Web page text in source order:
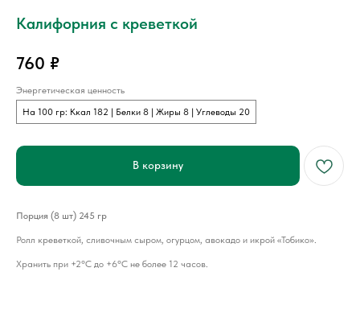
Калифорния с креветкой
760 ₽
Энергетическая ценность
На 100 гр: Ккал 182 | Белки 8 | Жиры 8 | Углеводы 20
В корзину
Порция (8 шт) 245 гр
Ролл креветкой, сливочным сыром, огурцом, авокадо и икрой «Тобико».
Хранить при +2°С до +6°С не более 12 часов.